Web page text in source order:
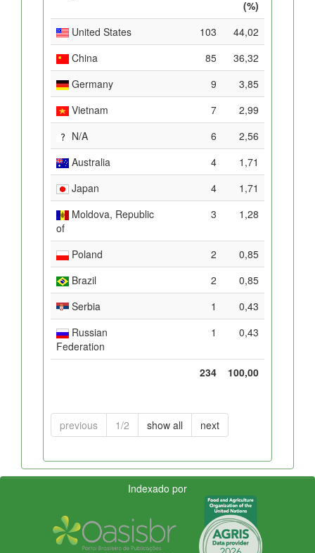
(%)
United States
103
44,02
China
85
36,32
Germany
9
3,85
Vietnam
7
2,99
N/A
6
2,56
Australia
4
1,71
Japan
4
1,71
Moldova, Republic
of
3 1,28
Poland 2
0,85
Brazil
2
0,85
Serbia
1
0,43
Russian
Federation
1 0,43
234 100,00
previous 1/2 show all next
Indexado por